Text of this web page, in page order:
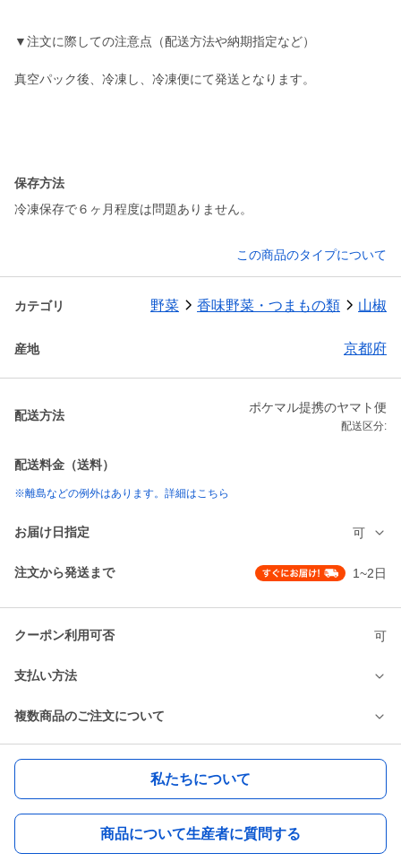
▼注文に際しての注意点（配送方法や納期指定など）
真空パック後、冷凍し、冷凍便にて発送となります。
保存方法
冷凍保存で６ヶ月程度は問題ありません。
この商品のタイプについて
カテゴリ 野菜 香味野菜・つまもの類 山椒
産地 京都府
配送方法
ポケマル提携のヤマト便
配送区分:
配送料金（送料）
※離島などの例外はあります。詳細はこちら
お届け日指定 可
注文から発送まで 1~2日
クーポン利用可否 可
支払い方法
複数商品のご注文について
私たちについて
商品について生産者に質問する